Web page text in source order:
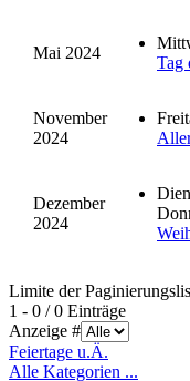
Mai 2024
Tag
November
2024
Dezember
2024
Limite der
1 - 0 / 0 Einträge
Anzeige #
Feiertage u.Ä.
Alle Kategorien ...